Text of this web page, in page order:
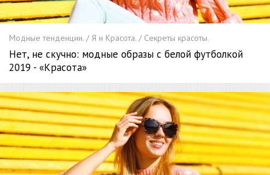
Модные тенденции. / Я и Красота. / Секреты красоты.
Нет, не скучно: модные образы с белой футболкой
2019 - «Красота»